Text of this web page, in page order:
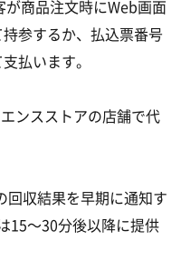
商品注文時にWeb画面
参するか、払込票番号
払います。
ンスストアの店舗で代
収結果を早期に通知す
15～30分後以降に提供